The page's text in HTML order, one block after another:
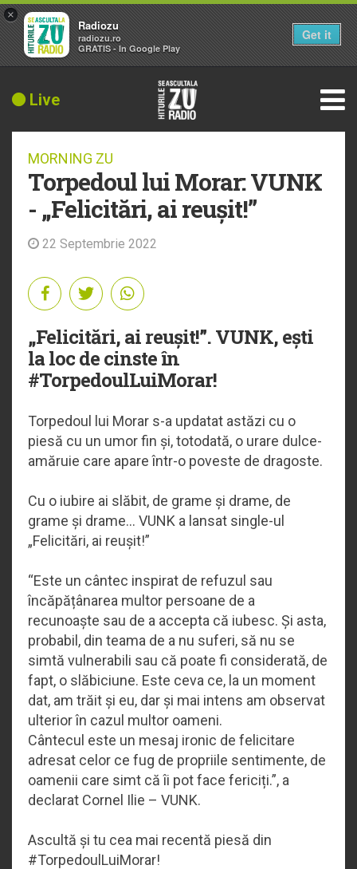
Live
MORNING ZU
Torpedoul lui Morar: VUNK
- „Felicitări, ai reușit!”
22 Septembrie 2022
„Felicitări, ai reușit!”. VUNK, ești
la loc de cinste în
#TorpedoulLuiMorar!
Torpedoul lui Morar s-a updatat astăzi cu o
piesă cu un umor fin și, totodată, o urare dulce-
amăruie care apare într-o poveste de dragoste.
Cu o iubire ai slăbit, de grame și drame, de
grame și drame... VUNK a lansat single-ul
„Felicitări, ai reușit!”
“Este un cântec inspirat de refuzul sau
încăpățânarea multor persoane de a
recunoaște sau de a accepta că iubesc. Și asta,
probabil, din teama de a nu suferi, să nu se
simtă vulnerabili sau că poate fi considerată, de
fapt, o slăbiciune. Este ceva ce, la un moment
dat, am trăit și eu, dar și mai intens am observat
ulterior în cazul multor oameni.
Cântecul este un mesaj ironic de felicitare
adresat celor ce fug de propriile sentimente, de
oamenii care simt că îi pot face fericiți.”, a
declarat Cornel Ilie – VUNK.
Ascultă și tu cea mai recentă piesă din
#TorpedoulLuiMorar!
×
Radiozu
radiozu.ro
GRATIS - In Google Play
Get it